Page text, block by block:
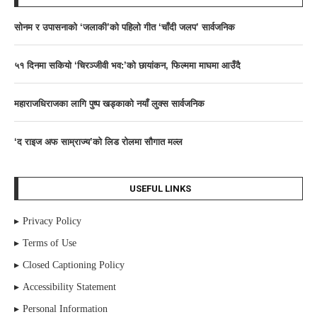
साेनम र उपासनाकाे ‘जलाकी’को पहिलो गीत ‘चाँदी जलप’ सार्वजनिक
५१ दिनमा सकियो ‘चिरञ्जीवी भव:’को छायांकन, फिल्ममा माघमा आउँदै
महाराजधिराजका लागि पुष्प खड्काको नयाँ लुक्स सार्वजनिक
‘द राइज अफ साम्राज्य’काे लिड राेलमा सौगात मल्ल
USEFUL LINKS
Privacy Policy
Terms of Use
Closed Captioning Policy
Accessibility Statement
Personal Information